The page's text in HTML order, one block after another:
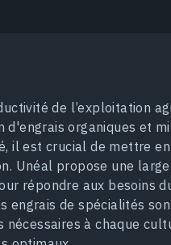
de l’exploitation
organiques et
il est crucial de mettre
Unéal propose une
répondre aux besoins
engrais de spécialités
à chaque